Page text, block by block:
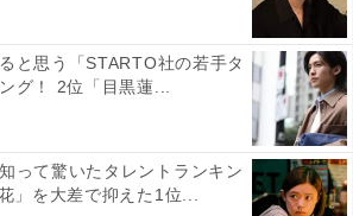
と思う「STARTO社の若手タ
グ！ 2位「目黒蓮...
って驚いたタレントランキン
」を大差で抑えた1位...